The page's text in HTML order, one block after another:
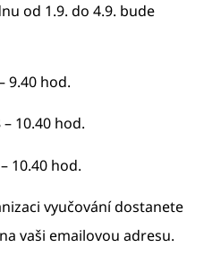
od 1.9. do 4.9. bude
9.40 hod.
10.40 hod.
10.40 hod.
vyučování dostanete
vaši emailovou adresu.